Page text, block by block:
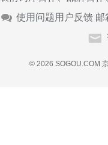
使用问题用户反馈 邮
© 2026 SOGOU.COM